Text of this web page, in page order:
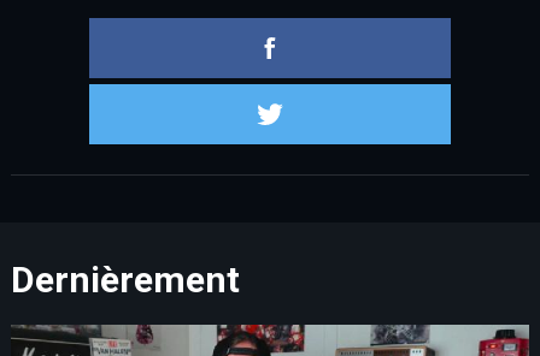
Dernièrement